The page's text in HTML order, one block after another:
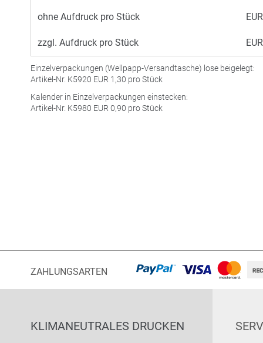
ohne Aufdruck pro Stück EUR
zzgl. Aufdruck pro Stück EUR
Einzelverpackungen (Wellpapp-Versandtasche) lose beigelegt:
Artikel-Nr. K5920 EUR 1,30 pro Stück
Kalender in Einzelverpackungen einstecken:
Artikel-Nr. K5980 EUR 0,90 pro Stück
ZAHLUNGSARTEN
KLIMANEUTRALES DRUCKEN